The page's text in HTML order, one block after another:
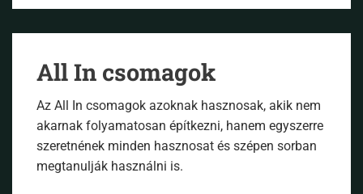
All In csomagok
Az All In csomagok azoknak hasznosak, akik nem
akarnak folyamatosan építkezni, hanem egyszerre
szeretnének minden hasznosat és szépen sorban
megtanulják használni is.